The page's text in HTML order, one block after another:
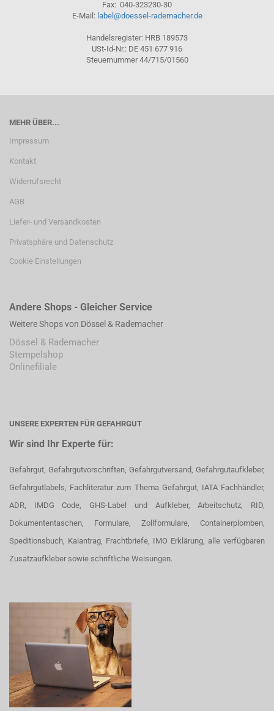
Fax: 040-323230-30
E-Mail: label@doessel-rademacher.de
Handelsregister: HRB 189573
USt-Id-Nr.: DE 451 677 916
Steuernummer 44/715/01560
MEHR ÜBER...
Impressum
Kontakt
Widerrufsrecht
AGB
Liefer- und Versandkosten
Privatsphäre und Datenschutz
Cookie Einstellungen
Andere Shops - Gleicher Service
Weitere Shops von Dössel & Rademacher
Dössel & Rademacher
Stempelshop
Onlinefiliale
UNSERE EXPERTEN FÜR GEFAHRGUT
Wir sind Ihr Experte für:
Gefahrgut, Gefahrgutvorschriften, Gefahrgutversand, Gefahrgutaufkleber,
Gefahrgutlabels, Fachliteratur zum Thema Gefahrgut, IATA Fachhändler,
ADR, IMDG Code, GHS-Label und Aufkleber, Arbeitschutz, RID,
Dokumententaschen, Formulare, Zollformulare, Containerplomben,
Speditionsbuch, Kaiantrag, Frachtbriefe, IMO Erklärung, alle verfügbaren
Zusatzaufkleber sowie schriftliche Weisungen.